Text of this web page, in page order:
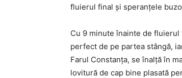
fluierul final şi speranţele
Cu 9 minute înainte de
perfect de pe partea stângă,
Farul Constanţa, se înalţă în
lovitură de cap bine plasată